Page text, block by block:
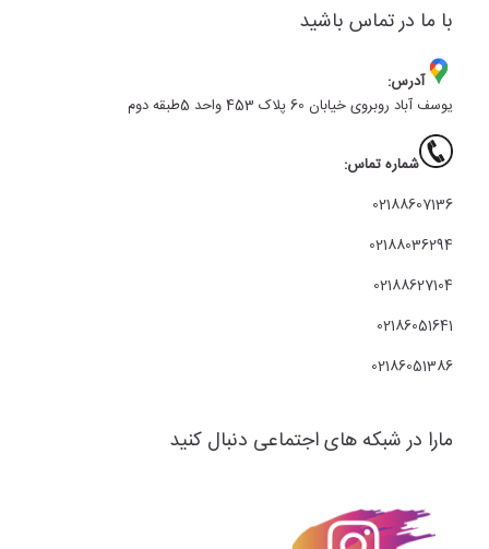
با ما در تماس باشید
آدرس:
یوسف آباد روبروی خیابان 60 پلاک 453 واحد 5طبقه دوم
شماره تماس:
02188607136
02188036294
02188627104
02186051641
02186051386
مارا در شبکه های اجتماعی دنبال کنید